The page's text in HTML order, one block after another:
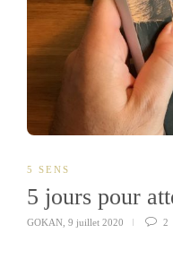
5 SENS
5 jours pour
GOKAN 9 juillet 2020 2